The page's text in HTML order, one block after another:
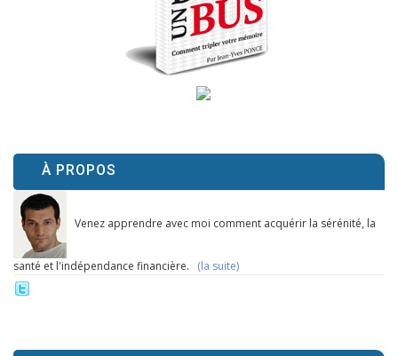
À PROPOS
Venez apprendre avec moi comment acquérir la sérénité, la
santé et l'indépendance financière. (la suite)